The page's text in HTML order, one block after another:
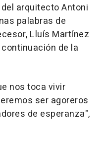
arquitecto Antoni
palabras de
Lluís Martínez
de la
nos toca vivir
ser agoreros
de esperanza",